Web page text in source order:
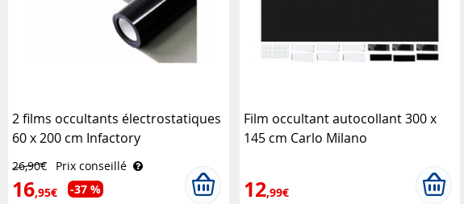
2 films occultants électrostatiques
60 x 200 cm Infactory
26,90€ Prix conseillé
16,95€ -37 %
Film occultant autocollant 300 x
145 cm Carlo Milano
12,99€